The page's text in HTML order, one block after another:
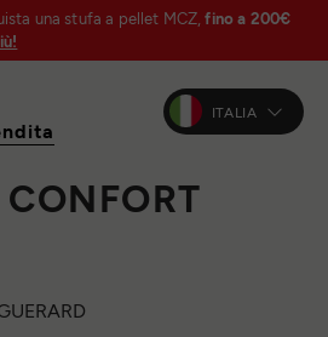
una stufa a pellet MCZ, fino a 200€
ITALIA